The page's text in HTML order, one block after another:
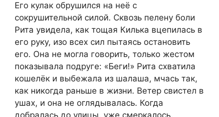
Его кулак обрушился на неё с
сокрушительной силой. Сквозь пелену боли
Рита увидела, как тощая Килька вцепилась в
его руку, изо всех сил пытаясь остановить
его. Она не могла говорить, только жестом
показывала подруге: «Беги!» Рита схватила
кошелёк и выбежала из шалаша, мчась так,
как никогда раньше в жизни. Ветер свистел в
ушах, и она не оглядывалась. Когда